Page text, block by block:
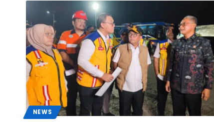
NEWS